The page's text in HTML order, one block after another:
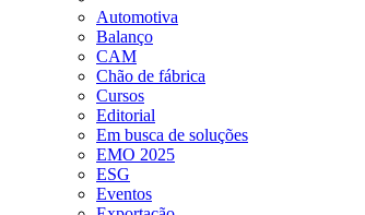
Automotiva
Balanço
CAM
Chão de fábrica
Cursos
Editorial
Em busca de soluções
EMO 2025
ESG
Eventos